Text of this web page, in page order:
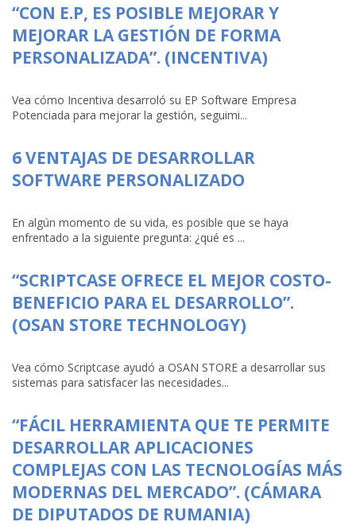
“CON E.P, ES POSIBLE MEJORAR Y
MEJORAR LA GESTIÓN DE FORMA
PERSONALIZADA”. (INCENTIVA)
Vea cómo Incentiva desarroló su EP Software Empresa
Potenciada para mejorar la gestión, seguimi...
6 VENTAJAS DE DESARROLLAR
SOFTWARE PERSONALIZADO
En algún momento de su vida, es posible que se haya
enfrentado a la siguiente pregunta: ¿qué es ...
“SCRIPTCASE OFRECE EL MEJOR COSTO-
BENEFICIO PARA EL DESARROLLO”.
(OSAN STORE TECHNOLOGY)
Vea cómo Scriptcase ayudó a OSAN STORE a desarrollar sus
sistemas para satisfacer las necesidades...
“FÁCIL HERRAMIENTA QUE TE PERMITE
DESARROLLAR APLICACIONES
COMPLEJAS CON LAS TECNOLOGÍAS MÁS
MODERNAS DEL MERCADO”. (CÁMARA
DE DIPUTADOS DE RUMANIA)